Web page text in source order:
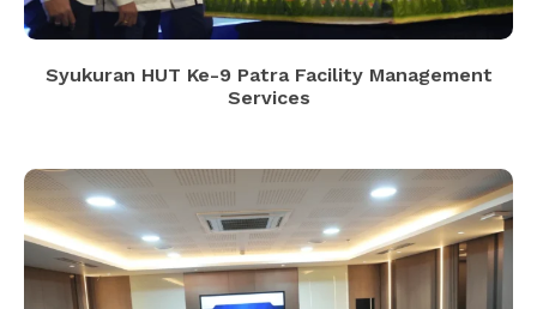
Syukuran HUT Ke-9 Patra Facility Management
Services